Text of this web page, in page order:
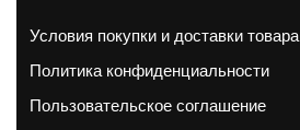
Условия покупки и доставки товара
Политика конфиденциальности
Пользовательское соглашение